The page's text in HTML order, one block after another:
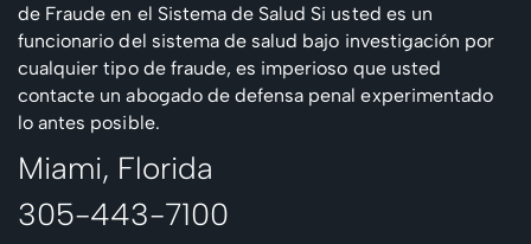
de Fraude en el Sistema de Salud Si usted es un
funcionario del sistema de salud bajo investigación por
cualquier tipo de fraude, es imperioso que usted
contacte un abogado de defensa penal experimentado
lo antes posible.
Miami, Florida
305-443-7100